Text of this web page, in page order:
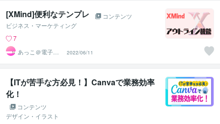
[XMind]便利なテンプレ
コンテンツ
ビジネス・マーケティング
7
あっこ＠電子書
籍
2022/06/11
【ITが苦手な方必見！】Canvaで業務効率
化！
コンテンツ
デザイン・イラスト